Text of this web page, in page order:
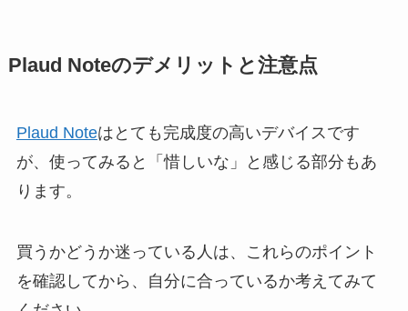
Plaud Noteのデメリットと注意点
Plaud Noteはとても完成度の高いデバイスです
が、使ってみると「惜しいな」と感じる部分もあ
ります。
買うかどうか迷っている人は、これらのポイント
を確認してから、自分に合っているか考えてみて